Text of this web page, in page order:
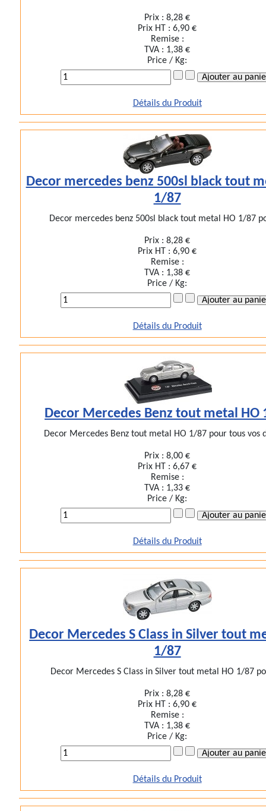
Prix :8,28 €
Prix HT :6,90 €
Remise :
TVA : 1,38 €
Price / Kg:
Détails du Produit
Decor mercedes benz 500sl black tout
1/87
Decor mercedes benz 500sl black tout metal HO 1/87
Prix :8,28 €
Prix HT :6,90 €
Remise :
TVA : 1,38 €
Price / Kg:
Détails du Produit
Decor Mercedes Benz tout metal HO
Decor Mercedes Benz tout metal HO 1/87 pour tous vos
Prix :8,00 €
Prix HT :6,67 €
Remise :
TVA : 1,33 €
Price / Kg:
Détails du Produit
Decor Mercedes S Class in Silver tout
1/87
Decor Mercedes S Class in Silver tout metal HO 1/87
Prix :8,28 €
Prix HT :6,90 €
Remise :
TVA : 1,38 €
Price / Kg:
Détails du Produit